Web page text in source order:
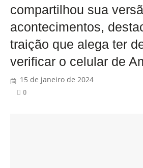
compartilhou sua
acontecimentos,
traição que alega ter
verificar o celular de
15 de janeiro de 2024
0